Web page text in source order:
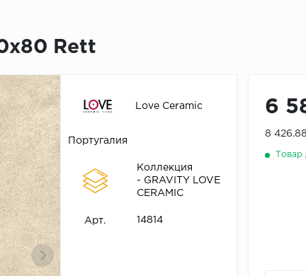
Rett
Love Ceramic
Португалия
Коллекция
- GRAVITY LOVE
CERAMIC
Арт. 14814
6
8
Товар